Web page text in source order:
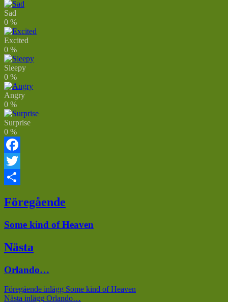
Sad
0 %
Excited
0 %
Sleepy
0 %
Angry
0 %
Surprise
0 %
Facebook
Twitter
Inläggsnavigering
Föregående
Föregående
Some kind of Heaven
Nästa
Nästa
Orlando…
Föregående inlägg Some kind of Heaven
Nästa inlägg Orlando…